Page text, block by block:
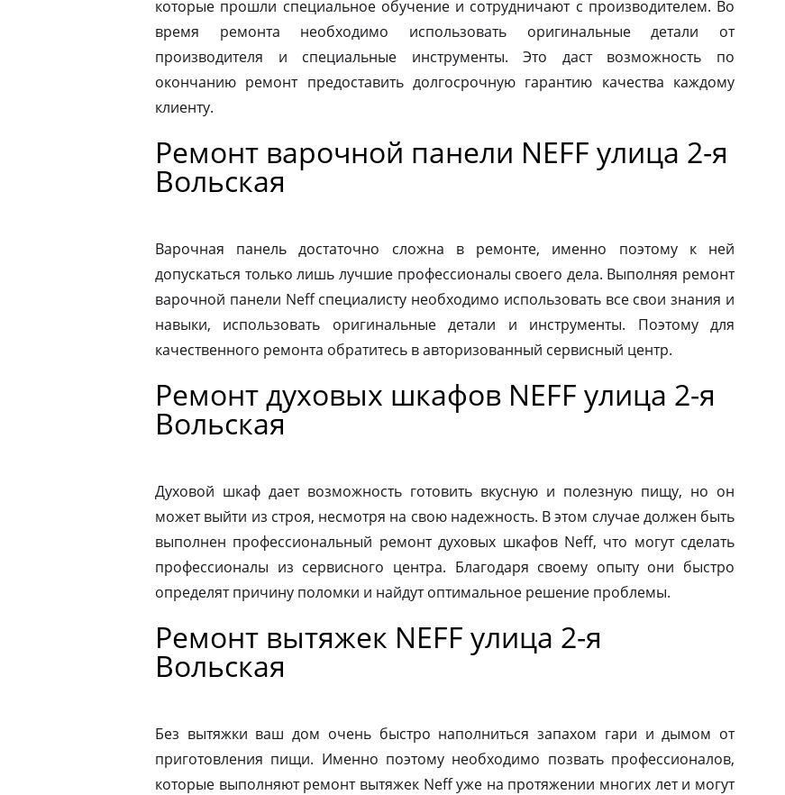
которые прошли специальное обучение и сотрудничают с производителем. Во
время ремонта необходимо использовать оригинальные детали от
производителя и специальные инструменты. Это даст возможность по
окончанию ремонт предоставить долгосрочную гарантию качества каждому
клиенту.
Ремонт варочной панели NEFF улица 2-я
Вольская
Варочная панель достаточно сложна в ремонте, именно поэтому к ней
допускаться только лишь лучшие профессионалы своего дела. Выполняя ремонт
варочной панели Neff специалисту необходимо использовать все свои знания и
навыки, использовать оригинальные детали и инструменты. Поэтому для
качественного ремонта обратитесь в авторизованный сервисный центр.
Ремонт духовых шкафов NEFF улица 2-я
Вольская
Духовой шкаф дает возможность готовить вкусную и полезную пищу, но он
может выйти из строя, несмотря на свою надежность. В этом случае должен быть
выполнен профессиональный ремонт духовых шкафов Neff, что могут сделать
профессионалы из сервисного центра. Благодаря своему опыту они быстро
определят причину поломки и найдут оптимальное решение проблемы.
Ремонт вытяжек NEFF улица 2-я
Вольская
Без вытяжки ваш дом очень быстро наполниться запахом гари и дымом от
приготовления пищи. Именно поэтому необходимо позвать профессионалов,
которые выполняют ремонт вытяжек Neff уже на протяжении многих лет и могут